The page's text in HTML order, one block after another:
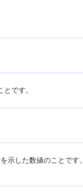
です。
示した数値のことです。